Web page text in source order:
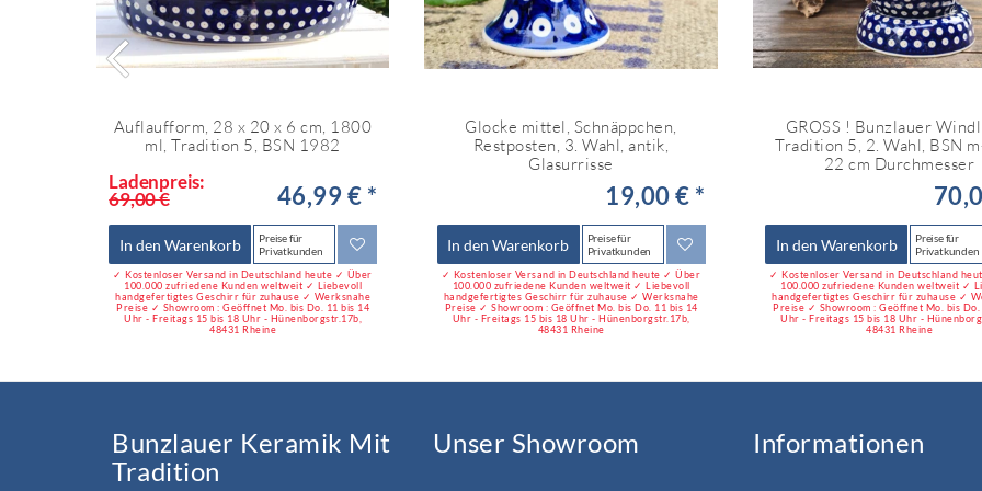
Auflaufform, 28 x 20 x 6 cm, 1800
ml, Tradition 5, BSN 1982
Ladenpreis:
69,00 € 46,99 € *
In den Warenkorb
Preise für
Privatkunden
✓ Kostenloser Versand in Deutschland heute ✓ Über
100.000 zufriedene Kunden weltweit ✓ Liebevoll
handgefertigtes Geschirr für zuhause ✓ Werksnahe
Preise ✓ Showroom : Geöffnet Mo. bis Do. 11 bis 14
Uhr - Freitags 15 bis 18 Uhr - Hünenborgstr.17b,
48431 Rheine
Glocke mittel, Schnäppchen,
Restposten, 3. Wahl, antik,
Glasurrisse
19,00 € *
In den Warenkorb
Preise für
Privatkunden
✓ Kostenloser Versand in Deutschland heute ✓ Über
100.000 zufriedene Kunden weltweit ✓ Liebevoll
handgefertigtes Geschirr für zuhause ✓ Werksnahe
Preise ✓ Showroom : Geöffnet Mo. bis Do. 11 bis 14
Uhr - Freitags 15 bis 18 Uhr - Hünenborgstr.17b,
48431 Rheine
GROSS ! Bunzlauer
Tradition 5, 2. Wahl, BSN
22 cm Durchmesser
In den Warenkorb
Preise für
Privatkunden
✓ Kostenloser Versand in Deutschland
100.000 zufriedene Kunden weltweit ✓
handgefertigtes Geschirr für zuhause ✓
Preise ✓ Showroom : Geöffnet Mo. bis Do.
Uhr - Freitags 15 bis 18 Uhr -
48431 Rheine
Bunzlauer Keramik Mit
Tradition
Unser Showroom Informationen